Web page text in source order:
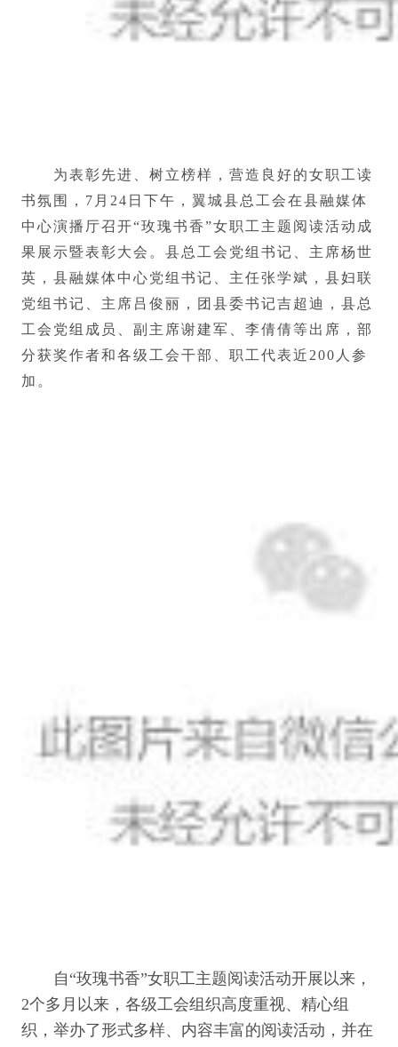
为表彰先进、树立榜样，营造良好的女职工读
书氛围，7月24日下午，翼城县总工会在县融媒体
中心演播厅召开“玫瑰书香”女职工主题阅读活动成
果展示暨表彰大会。县总工会党组书记、主席杨世
英，县融媒体中心党组书记、主任张学斌，县妇联
党组书记、主席吕俊丽，团县委书记吉超迪，县总
工会党组成员、副主席谢建军、李倩倩等出席，部
分获奖作者和各级工会干部、职工代表近200人参
加。
自“玫瑰书香”女职工主题阅读活动开展以来，
2个多月以来，各级工会组织高度重视、精心组
织，举办了形式多样、内容丰富的阅读活动，并在